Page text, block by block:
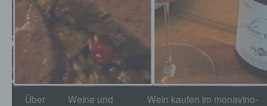
Zum
Über
Weine und
Wein kaufen im monavino-